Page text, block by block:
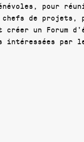
pour
chefs de
un Forum
intéressées par le